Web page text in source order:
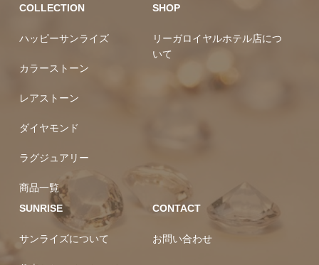
COLLECTION
ハッピーサンライズ
カラーストーン
レアストーン
ダイヤモンド
ラグジュアリー
商品一覧
SHOP
リーガロイヤルホテル店につ
いて
SUNRISE
サンライズについて
CONTACT
お問い合わせ